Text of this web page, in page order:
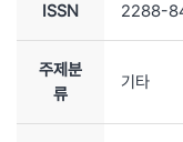
ISSN 2288-
주제분
류
기타